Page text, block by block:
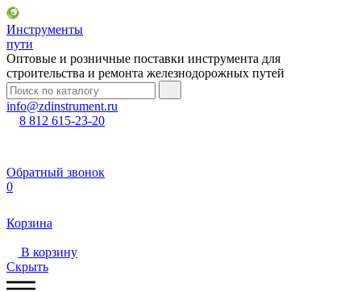
Инструменты
пути
Оптовые и розничные поставки инструмента для
строительства и ремонта железнодорожных путей
info@zdinstrument.ru
8 812 615-23-20
Обратный звонок
0
Корзина
В корзину
Скрыть